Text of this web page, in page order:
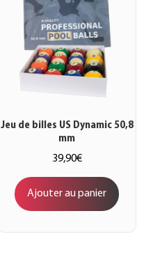
Jeu de billes US Dynamic 50,8
mm
39,90€
Ajouter au panier